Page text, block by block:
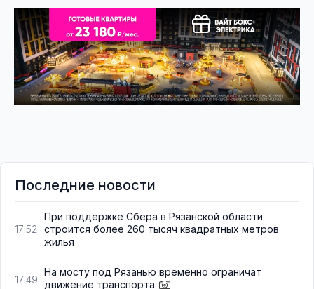
Последние новости
17:52
При поддержке Сбера в Рязанской области
строится более 260 тысяч квадратных метров
жилья
17:49
На мосту под Рязанью временно ограничат
движение транспорта